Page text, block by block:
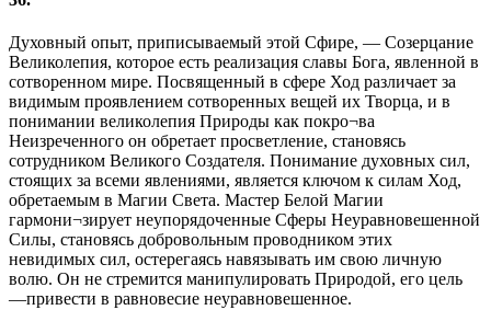
Духовный опыт, приписываемый этой Сфире, — Созерцание
Великолепия, которое есть реализация славы Бога, явленной в
сотворенном мире. Посвященный в сфере Ход различает за
видимым проявлением сотворенных вещей их Творца, и в
понимании великолепия Природы как покро¬ва
Неизреченного он обретает просветление, становясь
сотрудником Великого Создателя. Понимание духовных сил,
стоящих за всеми явлениями, является ключом к силам Ход,
обретаемым в Магии Света. Мастер Белой Магии
гармони¬зирует неупорядоченные Сферы Неуравновешенной
Силы, становясь добровольным проводником этих
невидимых сил, остерегаясь навязывать им свою личную
волю. Он не стремится манипулировать Природой, его цель
—привести в равновесие неуравновешенное.